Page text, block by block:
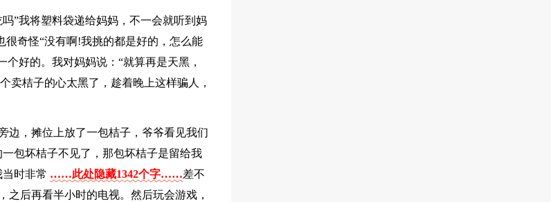
”我将塑料袋递给妈妈，不一会就听到妈
很奇怪“没有啊!我挑的都是好的，怎么能
好的。我对妈妈说：“就算再是天黑，
卖桔子的心太黑了，趁着晚上这样骗人，
边，摊位上放了一包桔子，爷爷看见我们
包坏桔子不见了，那包坏桔子是留给我
时非常 ……此处隐藏1342个字……差不
后再看半小时的电视。然后玩会游戏，